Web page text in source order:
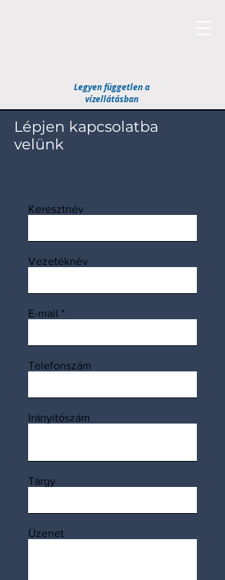
Legyen független a
vízellátásban
Lépjen kapcsolatba
velünk
Keresztnév
Vezetéknév
E-mail
Telefonszám
Irányítószám
Tárgy
Üzenet